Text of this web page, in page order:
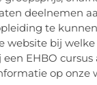
deelnemen
te
website bij
EHBO
op onze